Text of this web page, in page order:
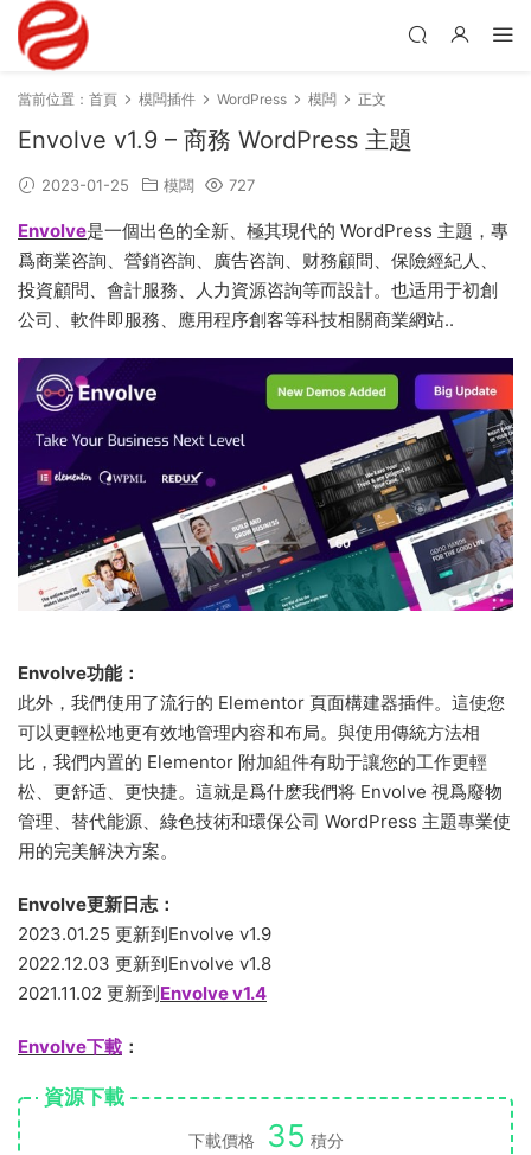
當前位置： 首頁 模闆插件 WordPress 模闆 正文
Envolve v1.9 – 商務 WordPress 主題
2023-01-25 模闆 727
Envolve是一個出色的全新、極其現代的 WordPress 主題，專
爲商業咨詢、營銷咨詢、廣告咨詢、财務顧問、保險經紀人、
投資顧問、會計服務、人力資源咨詢等而設計。也适用于初創
公司、軟件即服務、應用程序創客等科技相關商業網站..
Envolve功能：
此外，我們使用了流行的 Elementor 頁面構建器插件。這使您
可以更輕松地更有效地管理内容和布局。與使用傳統方法相
比，我們内置的 Elementor 附加組件有助于讓您的工作更輕
松、更舒适、更快捷。這就是爲什麽我們将 Envolve 視爲廢物
管理、替代能源、綠色技術和環保公司 WordPress 主題專業使
用的完美解決方案。
Envolve更新日志：
2023.01.25 更新到Envolve v1.9
2022.12.03 更新到Envolve v1.8
2021.11.02 更新到Envolve v1.4
Envolve下載 ：
資源下載
下載價格 35 積分